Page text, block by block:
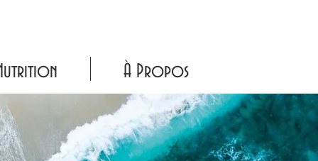
À Propos